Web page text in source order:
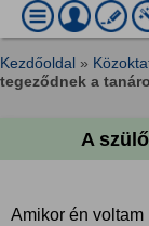
Kezdőoldal »
tegeződnek a
A
Amikor én